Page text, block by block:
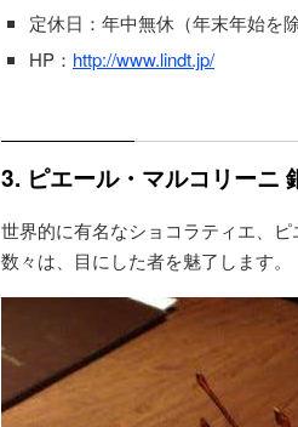
定休日：年中無休（年末年始を除
HP： http://www.lindt.jp/
3. ピエール・マルコリーニ
世界的に有名なショコラティエ、
数々は、目にした者を魅了します。